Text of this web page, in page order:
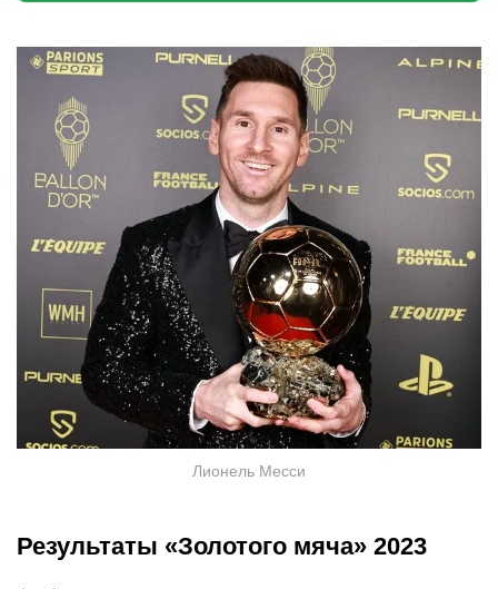
Лионель Месси
Результаты «Золотого мяча» 2023